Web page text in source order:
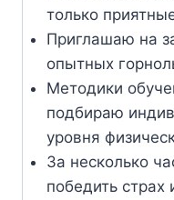
только
Приглашаю на
опытных
Методики
подбираю
уровня
За несколько
победить страх